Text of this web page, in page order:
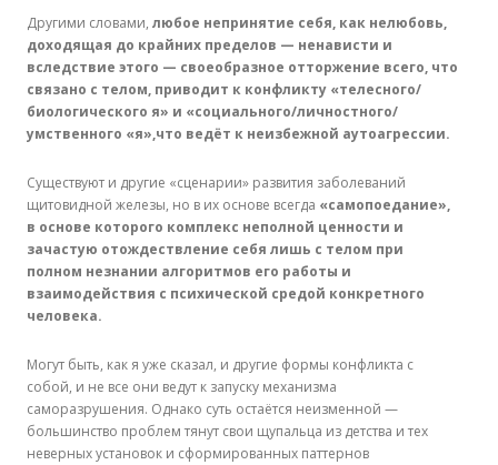
Другими словами, любое непринятие себя, как нелюбовь,
доходящая до крайних пределов — ненависти и
вследствие этого — своеобразное отторжение всего, что
связано с телом, приводит к конфликту «телесного/
биологического я» и «социального/личностного/
умственного «я»,что ведёт к неизбежной аутоагрессии.
Существуют и другие «сценарии» развития заболеваний
щитовидной железы, но в их основе всегда «самопоедание»,
в основе которого комплекс неполной ценности и
зачастую отождествление себя лишь с телом при
полном незнании алгоритмов его работы и
взаимодействия с психической средой конкретного
человека.
Могут быть, как я уже сказал, и другие формы конфликта с
собой, и не все они ведут к запуску механизма
саморазрушения. Однако суть остаётся неизменной —
большинство проблем тянут свои щупальца из детства и тех
неверных установок и сформированных паттернов